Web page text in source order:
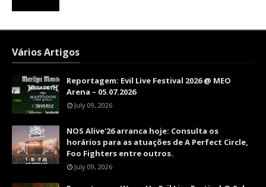
Vários Artigos
Reportagem: Evil Live Festival 2026 @ MEO
Arena – 05.07.2026
July 09, 2026
NOS Alive'26 arranca hoje: Consulta os
horários para as atuações de A Perfect Circle,
Foo Fighters entre outros.
July 09, 2026